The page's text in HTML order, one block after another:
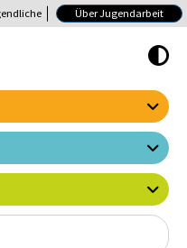
Über Jugendarbeit
Hoher Kontrast